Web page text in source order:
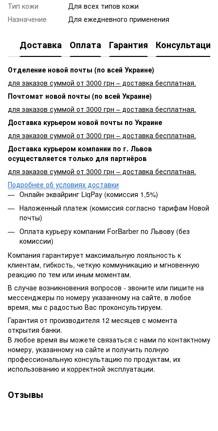
Тип кожи
Для всех типов кожи
Назначение
Для ежедневного применения
Доставка Оплата Гарантия Консультация
Отделение новой почты (по всей Украине)
для заказов суммой от 3000 грн – доставка бесплатная.
Почтомат новой почты (по всей Украине)
для заказов суммой от 3000 грн – доставка бесплатная.
Доставка курьером новой почты по Украине
для заказов суммой от 3000 грн – доставка бесплатная.
Доставка курьером компании по г. Львов
осуществляется только для партнёров
для заказов суммой от 3000 грн – доставка бесплатная.
Подробнее об условиях доставки
Онлайн эквайринг LiqPay (комиссия 1,5%)
Наложенный платеж (комиссия согласно тарифам Новой
почты)
Оплата курьеру компании ForBarber по Львову (без
комиссии)
Компания гарантирует максимальную лояльность к
клиентам, гибкость, четкую коммуникацию и мгновенную
реакцию по тем или иным моментам.
В случае возникновения вопросов - звоните или пишите на
мессенджеры по номеру указанному на сайте, в любое
время, мы с радостью Вас проконсультируем.
Гарантия от производителя 12 месяцев с момента
открытия банки.
В любое время вы можете связаться с нами по контактному
номеру, указанному на сайте и получить полную
профессиональную консультацию по продуктам, их
использованию и корректной эксплуатации.
Отзывы